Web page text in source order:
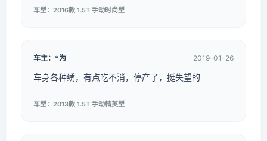
车型：2016款 1.5T 手动时尚型
车主：*为 2019-01-26
车身各种绣，有点吃不消，停产了，挺失望的
车型：2013款 1.5T 手动精英型